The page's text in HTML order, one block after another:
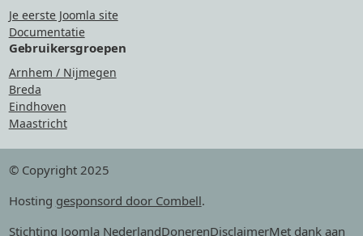
Je eerste Joomla site
Documentatie
Gebruikersgroepen
Arnhem / Nijmegen
Breda
Eindhoven
Maastricht
© Copyright 2025
Hosting gesponsord door Combell.
Stichting Joomla NederlandDonerenDisclaimerMet dank aan